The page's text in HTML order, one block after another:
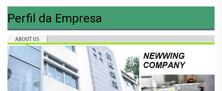
Perfil da Empresa